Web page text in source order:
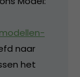
naar
het